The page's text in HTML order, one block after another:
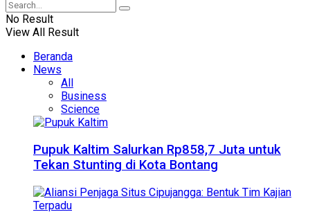
No Result
View All Result
Beranda
News
All
Business
Science
Pupuk Kaltim Salurkan Rp858,7 Juta untuk
Tekan Stunting di Kota Bontang